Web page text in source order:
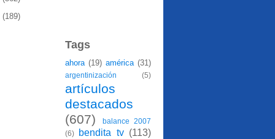
(189)
Tags
ahora (19) américa (31)
argentinización (5)
artículos
destacados
(607)
balance 2007
(6)
bendita tv (113)